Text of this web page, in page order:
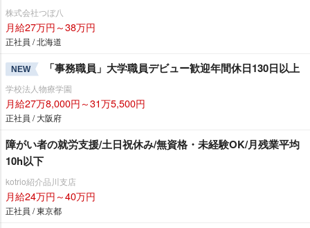
株式会社つぼ八
月給27万円～38万円
正社員 / 北海道
NEW 「事務職員」大学職員デビュー歓迎年間休日130日以上
学校法人物療学園
月給27万8,000円～31万5,500円
正社員 / 大阪府
障がい者の就労支援/土日祝休み/無資格・未経験OK/月残業平均
10h以下
kotrio紹介品川支店
月給24万円～40万円
正社員 / 東京都